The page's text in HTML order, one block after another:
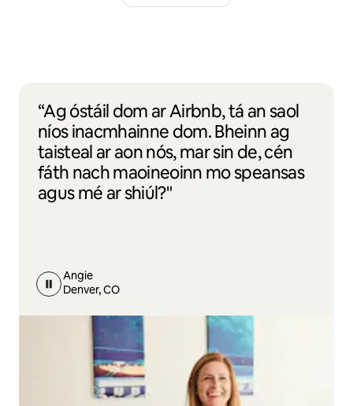
“Ag óstáil dom ar Airbnb, tá an saol
níos inacmhainne dom. Bheinn ag
taisteal ar aon nós, mar sin de, cén
fáth nach maoineoinn mo speansas
agus mé ar shiúl?"
Angie
Denver, CO